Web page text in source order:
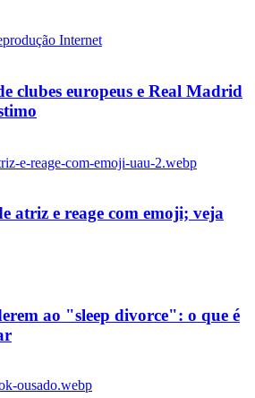
clubes europeus e Real Madrid
atriz e reage com emoji; veja
ao "sleep divorce": o que é